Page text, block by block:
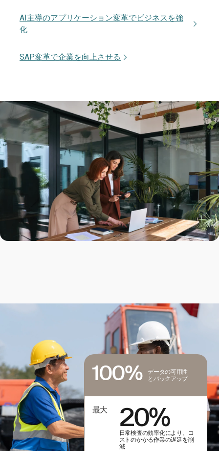
AI主導のアプリケーション変革でビジネスを強
化
SAP変革で企業を向上させる
パーパスを実現するテクノロジーはどのように
キンドリルと共にAIを活用した顧客体験を共同
設計・構築
100%
データの可用性
とバックアップ
最大 20%
日常検査の効率化により、コ
ストのかかる作業の遅延を削
減